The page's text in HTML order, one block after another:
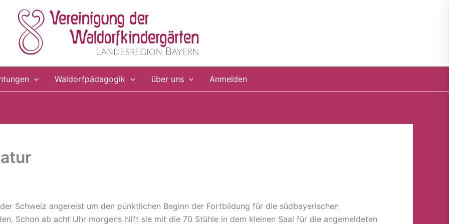
Waldorfpädagogik über uns Anmelden
Schweiz angereist um den pünktlichen Beginn der Fortbildung für die südbayerischen
Schon ab acht Uhr morgens hilft sie mit die 70 Stühle in dem kleinen Saal für die angemeldeten